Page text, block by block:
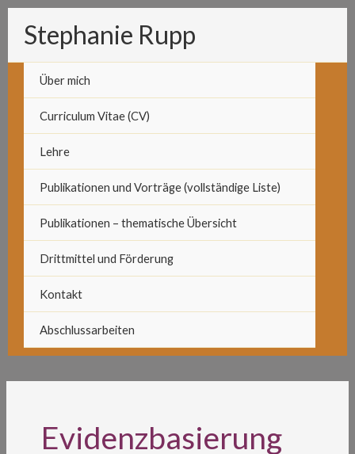
Zum
Inhalt
springenStephanie Rupp
Über mich
Curriculum Vitae (CV)
Lehre
Publikationen und Vorträge (vollständige Liste)
Publikationen – thematische Übersicht
Drittmittel und Förderung
Kontakt
Abschlussarbeiten
Evidenzbasierung